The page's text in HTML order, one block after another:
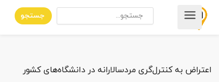
جستجو
اعتراض به کنترل‌گری مردسالارانه در دانشگاه‌های کشور